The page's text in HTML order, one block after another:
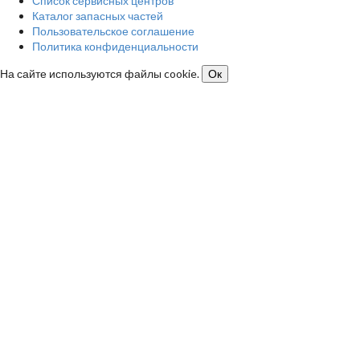
Каталог запасных частей
Пользовательское соглашение
Политика конфиденциальности
На сайте используются файлы cookie.
Ок